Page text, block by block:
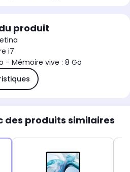
produit
i7
- Mémoire vive : 8 Go
des produits similaires